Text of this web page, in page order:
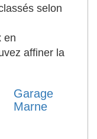
selon
en
affiner la
Garage
Marne